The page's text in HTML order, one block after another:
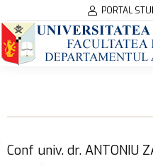
PORTAL
Conf univ. dr. ANTONIU